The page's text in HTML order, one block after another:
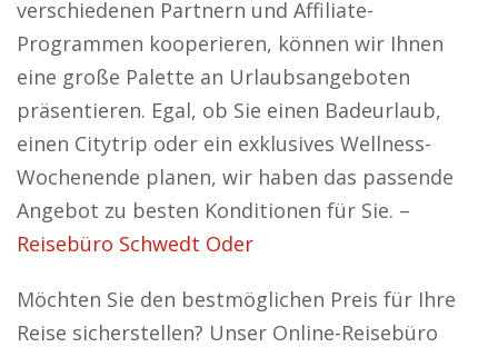
verschiedenen Partnern und Affiliate-
Programmen kooperieren, können wir Ihnen
eine große Palette an Urlaubsangeboten
präsentieren. Egal, ob Sie einen Badeurlaub,
einen Citytrip oder ein exklusives Wellness-
Wochenende planen, wir haben das passende
Angebot zu besten Konditionen für Sie. –
Reisebüro Schwedt Oder
Möchten Sie den bestmöglichen Preis für Ihre
Reise sicherstellen? Unser Online-Reisebüro